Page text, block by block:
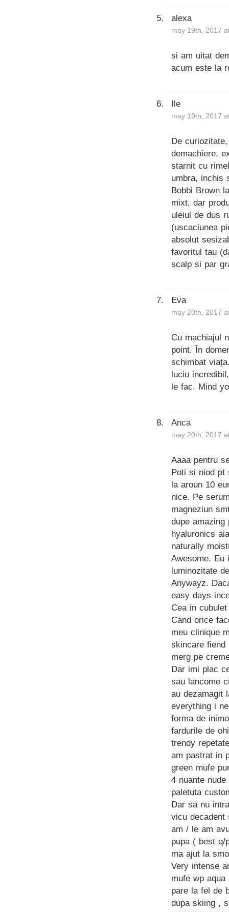
alexa
may 19th, 2017
si am uitat
acum este la
Ile
may 19th, 2017
De
demachiere,
starnit cu
umbra, inchis
Bobbi Brown
mixt, dar
uleiul de dus
(uscaciunea
absolut
favoritul tau
scalp si par
Eva
may 20th, 2017
Cu machiajul
point. În
schimbat
luciu
le fac. Mind
Anca
may 20th, 2017
Aaaa pentru
Poti si niod pt
la aroun 10
nice. Pe
magneziun
dupe
hyaluronics
naturally
Awesome.
luminozitate
Anywayz.
easy days
Cea in
Cand orice
meu clinique
skincare
merg pe
Dar imi plac
sau lancome
au dezamagit
everything i
forma de
fardurile de
trendy
am pastrat in
green mufe
4 nuante
paletuta
Dar sa nu
vicu decadent
am / le am
pupa ( best q/
ma ajut la
Very intense
mufe wp
pare la fel de
dupa skiing ,